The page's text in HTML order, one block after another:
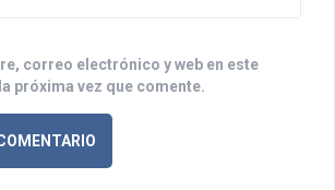
correo electrónico y web en este
próxima vez que comente.